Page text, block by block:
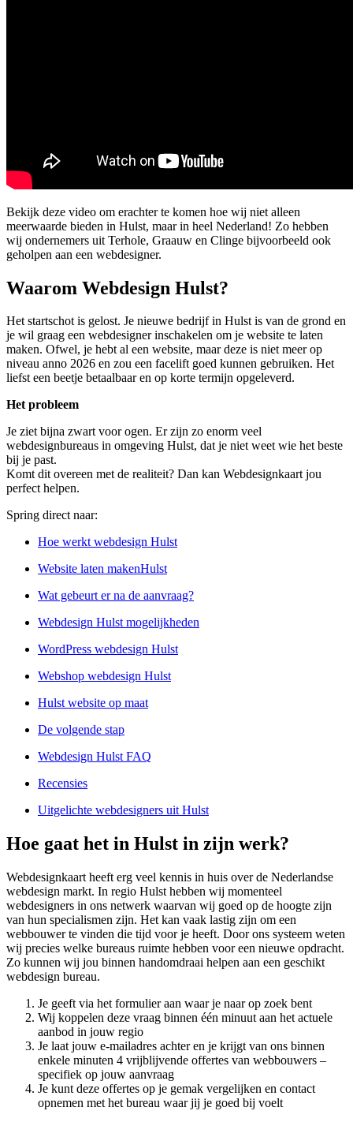
Bekijk deze video om erachter te komen hoe wij niet alleen
meerwaarde bieden in Hulst, maar in heel Nederland! Zo hebben
wij ondernemers uit Terhole, Graauw en Clinge bijvoorbeeld ook
geholpen aan een webdesigner.
Waarom Webdesign Hulst?
Het startschot is gelost. Je nieuwe bedrijf in Hulst is van de grond en
je wil graag een webdesigner inschakelen om je website te laten
maken. Ofwel, je hebt al een website, maar deze is niet meer op
niveau anno 2026 en zou een facelift goed kunnen gebruiken. Het
liefst een beetje betaalbaar en op korte termijn opgeleverd.
Het probleem
Je ziet bijna zwart voor ogen. Er zijn zo enorm veel
webdesignbureaus in omgeving Hulst, dat je niet weet wie het beste
bij je past.
Komt dit overeen met de realiteit? Dan kan Webdesignkaart jou
perfect helpen.
Spring direct naar:
Hoe werkt webdesign Hulst
Website laten makenHulst
Wat gebeurt er na de aanvraag?
Webdesign Hulst mogelijkheden
WordPress webdesign Hulst
Webshop webdesign Hulst
Hulst website op maat
De volgende stap
Webdesign Hulst FAQ
Recensies
Uitgelichte webdesigners uit Hulst
Hoe gaat het in Hulst in zijn werk?
Webdesignkaart heeft erg veel kennis in huis over de Nederlandse
webdesign markt. In regio Hulst hebben wij momenteel
webdesigners in ons netwerk waarvan wij goed op de hoogte zijn
van hun specialismen zijn. Het kan vaak lastig zijn om een
webbouwer te vinden die tijd voor je heeft. Door ons systeem weten
wij precies welke bureaus ruimte hebben voor een nieuwe opdracht.
Zo kunnen wij jou binnen handomdraai helpen aan een geschikt
webdesign bureau.
Je geeft via het formulier aan waar je naar op zoek bent
Wij koppelen deze vraag binnen één minuut aan het actuele
aanbod in jouw regio
Je laat jouw e-mailadres achter en je krijgt van ons binnen
enkele minuten 4 vrijblijvende offertes van webbouwers –
specifiek op jouw aanvraag
Je kunt deze offertes op je gemak vergelijken en contact
opnemen met het bureau waar jij je goed bij voelt